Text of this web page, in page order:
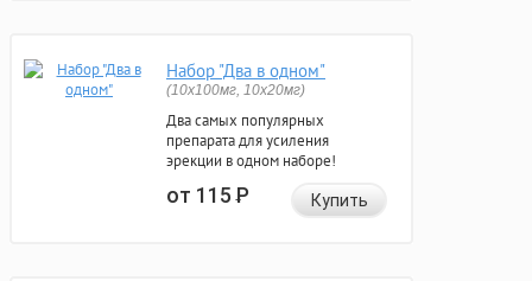
Набор "Два в одном"
(10x100мг, 10x20мг)
Два самых популярных
препарата для усиления
эрекции в одном наборе!
от 115Р Купить